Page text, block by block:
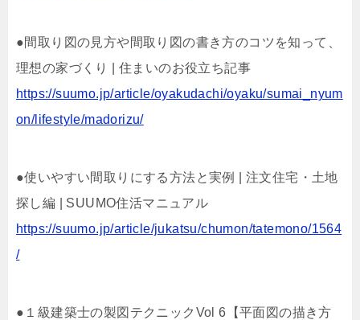
●間取り図の見方や間取り図の書き方のコツを知って、
理想の家づくり | 住まいのお役立ち記事
https://suumo.jp/article/oyakudachi/oyaku/sumai_nyum
on/lifestyle/madorizu/
●使いやすい間取りにする方法と実例 | 注文住宅・土地
探し編 | SUUMO住活マニュアル
https://suumo.jp/article/jukatsu/chumon/tatemono/1564
/
●１級建築士の製図テクニックVol 6【平面図の描き方